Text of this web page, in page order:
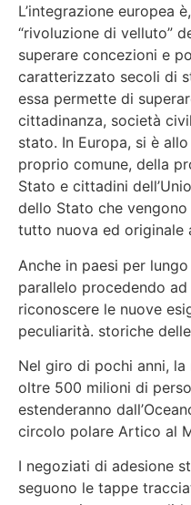
L’integrazione europea
“rivoluzione di velluto”
superare concezioni e
caratterizzato secoli di
essa permette di
cittadinanza, società
stato. In Europa, si è
proprio comune, della
Stato e cittadini
dello Stato che
tutto nuova ed originale
Anche in paesi per
parallelo procedendo
riconoscere le nuove
peculiarità. storiche
Nel giro di pochi anni,
oltre 500 milioni di
estenderanno
circolo polare Artico al
I negoziati di adesione
seguono le tappe